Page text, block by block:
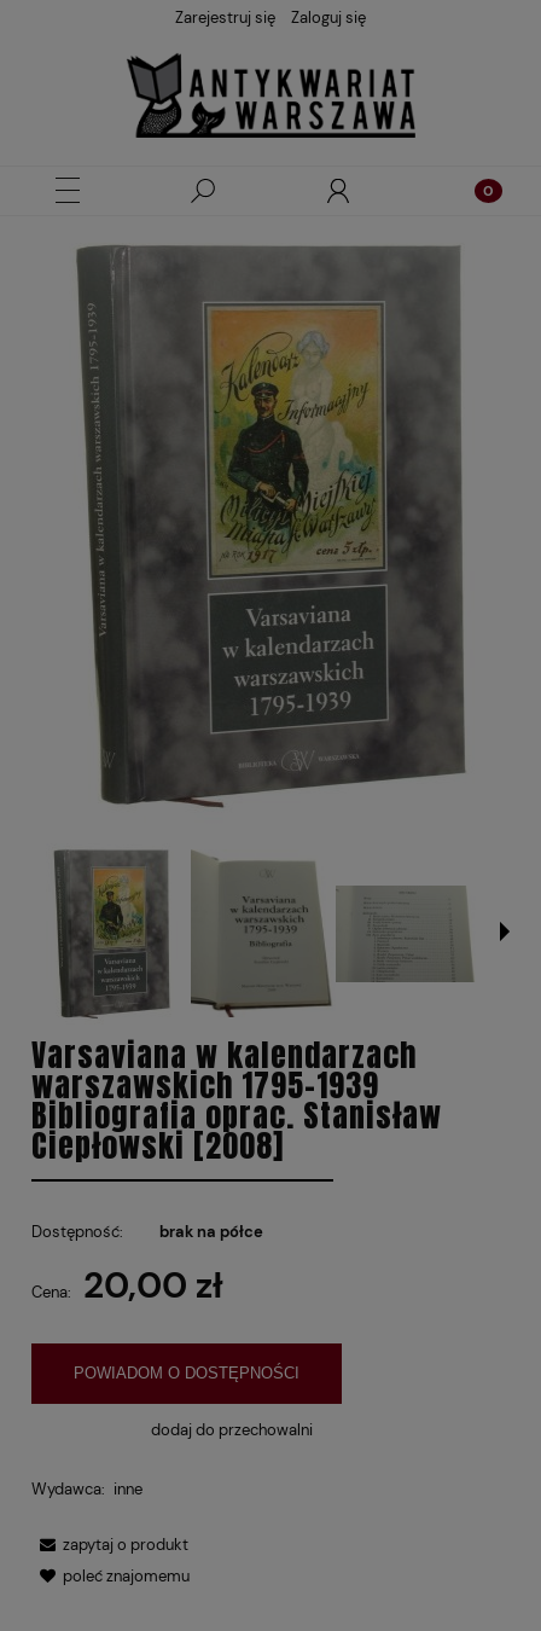
Zarejestruj się Zaloguj się
Varsaviana w kalendarzach
warszawskich 1795-1939
Bibliografia oprac. Stanisław
Ciepłowski [2008]
Dostępność: brak na półce
Cena: 20,00 zł
POWIADOM O DOSTĘPNOŚCI
dodaj do przechowalni
Wydawca: inne
zapytaj o produkt
poleć znajomemu